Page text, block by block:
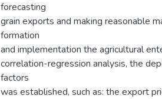
forecasting
grain exports and making reasonable
formation
and implementation the agricultural
correlation-regression analysis, the
factors
was established, such as: the export